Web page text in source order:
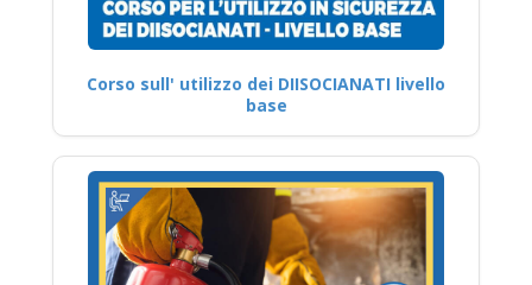
Corso sull' utilizzo dei DIISOCIANATI livello
base